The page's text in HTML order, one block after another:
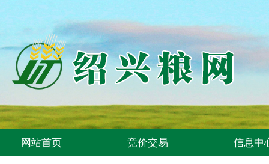
网站首页 竞价交易 信息中